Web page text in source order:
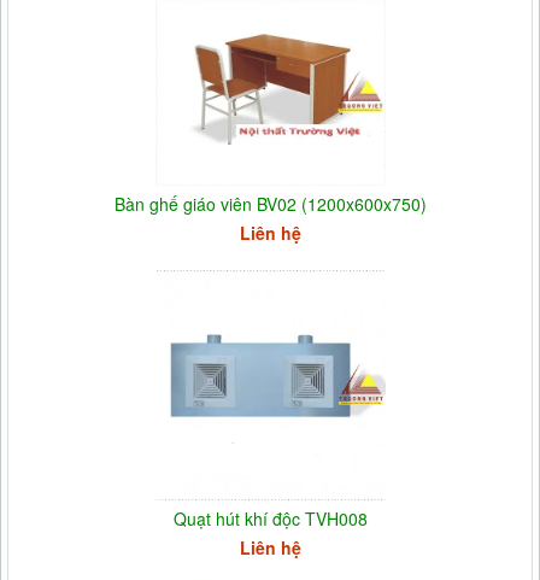
Bàn ghế giáo viên BV02 (1200x600x750)
Liên hệ
Quạt hút khí độc TVH008
Liên hệ